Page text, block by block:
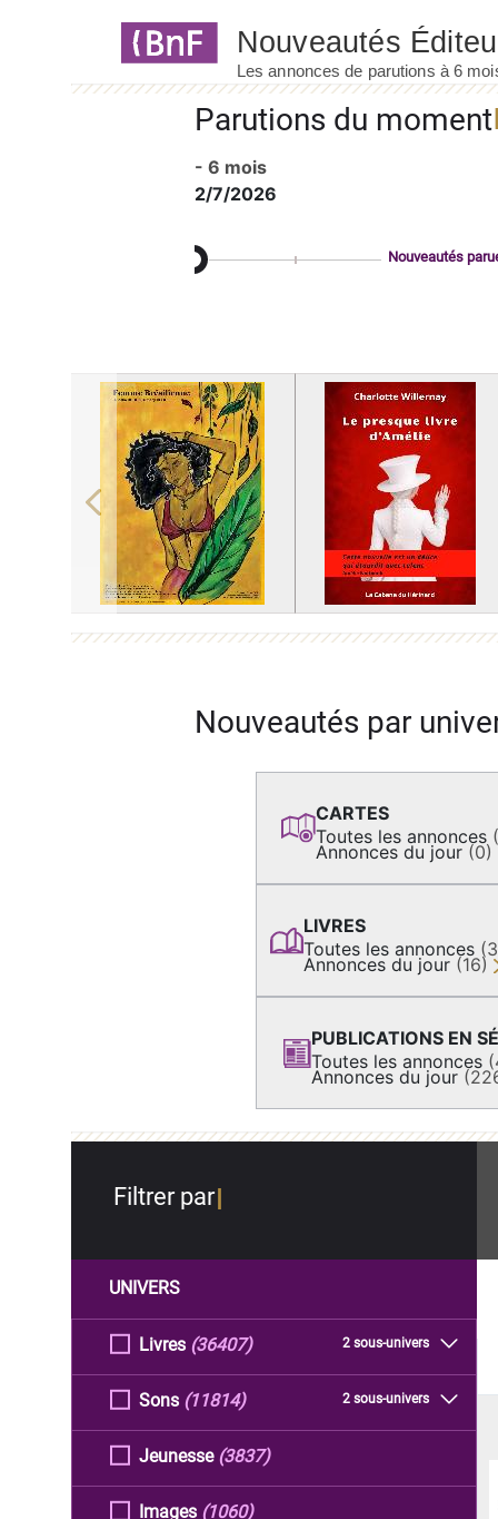
Parutions du moment
- 6 mois
2/7/2026
Nouveautés
Previous
Nouveautés par
CARTES
Toutes les annonces
Annonces du jour (0)
LIVRES
Toutes les annonces
Annonces du jour (16)
PUBLICATIONS EN
Toutes les annonces
Annonces du jour
Filtrer par
UNIVERS
Livres 2 sous-univers
(36407)
Sons 2 sous-univers
(11814)
Jeunesse (3837)
Images (1060)